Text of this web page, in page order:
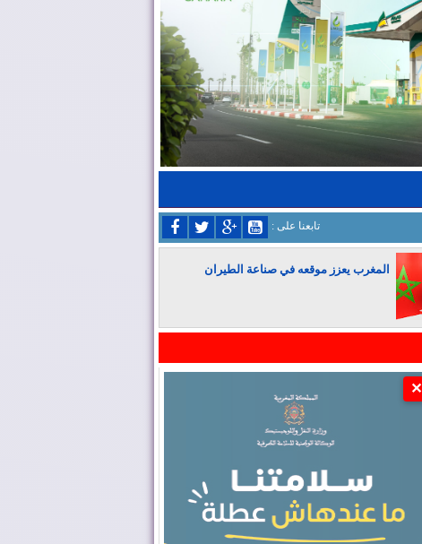
: تابعنا على
المغرب يعزز موقعه في صناعة الطيران
✕